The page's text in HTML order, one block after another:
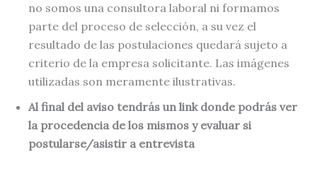
no somos una consultora laboral ni formamos
parte del proceso de selección, a su vez el
resultado de las postulaciones quedará sujeto a
criterio de la empresa solicitante. Las imágenes
utilizadas son meramente ilustrativas.
Al final del aviso tendrás un link donde podrás ver
la procedencia de los mismos y evaluar si
postularse/asistir a entrevista